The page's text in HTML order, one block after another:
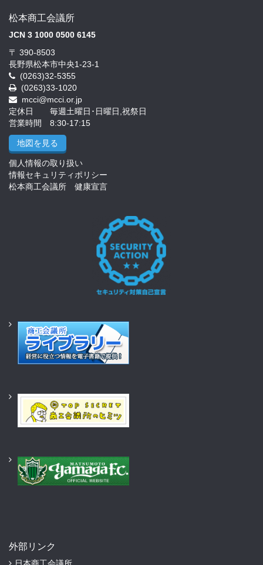
松本商工会議所
JCN 3 1000 0500 6145
〒 390-8503
長野県松本市中央1-23-1
(0263)32-5355
(0263)33-1020
mcci@mcci.or.jp
定休日 毎週土曜日･日曜日,祝祭日
営業時間 8:30-17:15
地図を見る
個人情報の取り扱い
情報セキュリティポリシー
松本商工会議所 健康宣言
外部リンク
日本商工会議所